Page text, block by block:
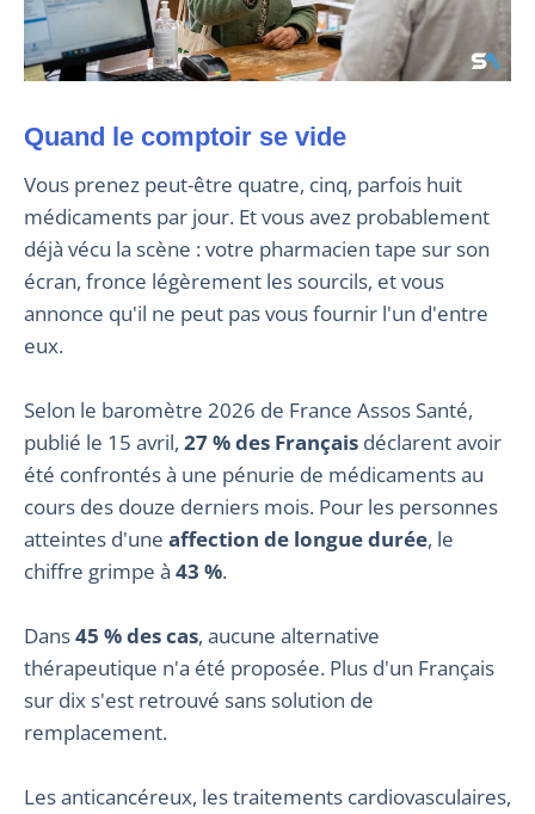
Quand le comptoir se vide
Vous prenez peut-être quatre, cinq, parfois huit
médicaments par jour. Et vous avez probablement
déjà vécu la scène : votre pharmacien tape sur son
écran, fronce légèrement les sourcils, et vous
annonce qu'il ne peut pas vous fournir l'un d'entre
eux.
Selon le baromètre 2026 de France Assos Santé,
publié le 15 avril, 27 % des Français déclarent avoir
été confrontés à une pénurie de médicaments au
cours des douze derniers mois. Pour les personnes
atteintes d'une affection de longue durée, le
chiffre grimpe à 43 %.
Dans45 % des cas, aucune alternative
thérapeutique n'a été proposée. Plus d'un Français
sur dix s'est retrouvé sans solution de
remplacement.
Les anticancéreux, les traitements cardiovasculaires,